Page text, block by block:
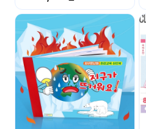
뮤
니
티
공지
사항
이벤
트